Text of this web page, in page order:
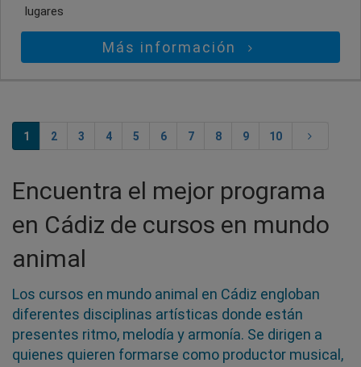
lugares
Más información
1 2 3 4 5 6 7 8 9 10
Encuentra el mejor programa
en Cádiz de cursos en mundo
animal
Los cursos en mundo animal en Cádiz engloban
diferentes disciplinas artísticas donde están
presentes ritmo, melodía y armonía. Se dirigen a
quienes quieren formarse como productor musical,